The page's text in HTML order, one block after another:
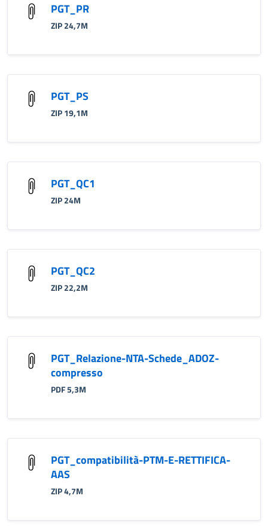
PGT_PR
ZIP 24,7M
PGT_PS
ZIP 19,1M
PGT_QC1
ZIP 24M
PGT_QC2
ZIP 22,2M
PGT_Relazione-NTA-Schede_ADOZ-
compresso
PDF 5,3M
PGT_compatibilità-PTM-E-RETTIFICA-
AAS
ZIP 4,7M